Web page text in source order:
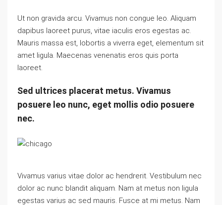
Ut non gravida arcu. Vivamus non congue leo. Aliquam
dapibus laoreet purus, vitae iaculis eros egestas ac.
Mauris massa est, lobortis a viverra eget, elementum sit
amet ligula. Maecenas venenatis eros quis porta
laoreet.
Sed ultrices placerat metus. Vivamus
posuere leo nunc, eget mollis odio posuere
nec.
Vivamus varius vitae dolor ac hendrerit. Vestibulum nec
dolor ac nunc blandit aliquam. Nam at metus non ligula
egestas varius ac sed mauris. Fusce at mi metus. Nam